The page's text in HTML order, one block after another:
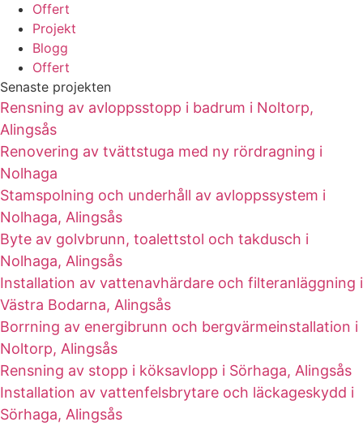
Offert
Projekt
Blogg
Offert
Senaste projekten
Rensning av avloppsstopp i badrum i Noltorp,
Alingsås
Renovering av tvättstuga med ny rördragning i
Nolhaga
Stamspolning och underhåll av avloppssystem i
Nolhaga, Alingsås
Byte av golvbrunn, toalettstol och takdusch i
Nolhaga, Alingsås
Installation av vattenavhärdare och filteranläggning i
Västra Bodarna, Alingsås
Borrning av energibrunn och bergvärmeinstallation i
Noltorp, Alingsås
Rensning av stopp i köksavlopp i Sörhaga, Alingsås
Installation av vattenfelsbrytare och läckageskydd i
Sörhaga, Alingsås